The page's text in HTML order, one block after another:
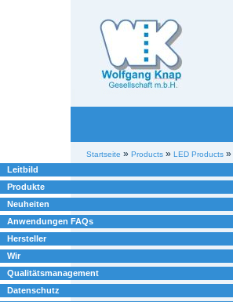
Sektionen
Benutzerspezifische
Werkzeuge
Startseite » Products » LED Products »
Leitbild
Produkte
Neuheiten
Anwendungen FAQs
Hersteller
Wir
Qualitätsmanagement
Datenschutz